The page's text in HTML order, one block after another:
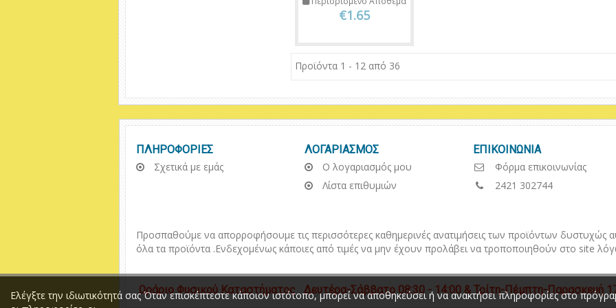
€1.65
Προϊόντα 1 - 12 από 36
ΠΛΗΡΟΦΟΡΙΕΣ
Σχετικά με εμάς
ΛΟΓΑΡΙΑΣΜΟΣ
Ο λογαριασμός μου
Λίστα επιθυμιών
ΕΠΙΚΟΙΝΩΝΙΑ
Φόρμα επικοινωνίας
2421 302744
Προσπαθούμε να απορροφήσουμε τις περισσότερες καθημερινές ανατιμήσεις των προϊόντων δυστυχώς
όλα τα προϊόντα .Ενδεχομένως κάποιες από τιμές να μην έχουν προλάβει να τροποποιηθούν στο site
Ωράριο Φυσικού Καταστήματος Δευτέρα-Σάββατο 08:30 - 14:00 & Τρίτη-Πέμπτη-Παρασκευή
Ελέγξτε την ιδιωτικότητά σας Όταν επισκέπτεστε κάποιον ιστότοπο, μπορεί να αποθηκεύσει ή να ανακτήσει πληροφορίες στο